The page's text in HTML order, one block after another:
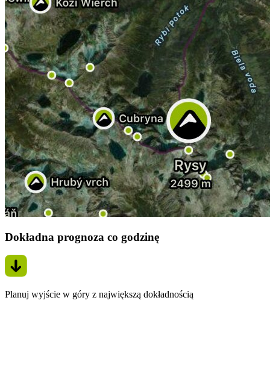
Dokładna prognoza co godzinę
Planuj wyjście w góry z największą dokładnością